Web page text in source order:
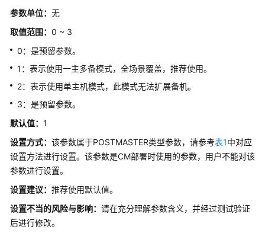
参
其
选
项
待
事
参数单位： 无
取值范围： 0 ~ 3
0：是预留参数。
1：表示使用一主多备模式，全场景覆盖，推荐使用。
2：表示使用单主机模式，此模式无法扩展备机。
3：是预留参数。
默认值： 1
设置方式： 该参数属于POSTMASTER类型参数，请参考表1中对应
设置方法进行设置。该参数是CM部署时使用的参数，用户不能对该
参数进行设置。
设置建议： 推荐使用默认值。
设置不当的风险与影响： 请在充分理解参数含义，并经过测试验证
后进行修改。